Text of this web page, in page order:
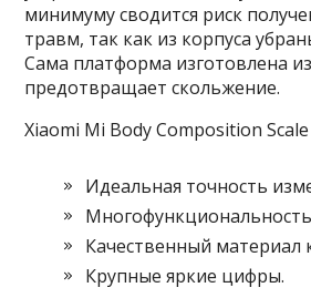
минимуму сводится риск
травм, так как из корпуса
Сама платформа изготовлена
предотвращает скольжение.
Xiaomi Mi Body Composition Scale
Идеальная точность
Качественный материал
Крупные яркие цифры.